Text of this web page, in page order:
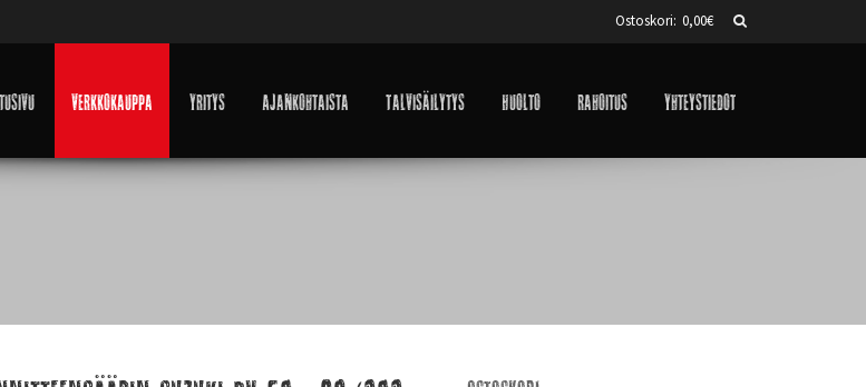
Ostoskori: 0,00€
Verkkokauppa Yritys Ajankohtaista Talvisäilytys Huolto Rahoitus Yhteystiedot